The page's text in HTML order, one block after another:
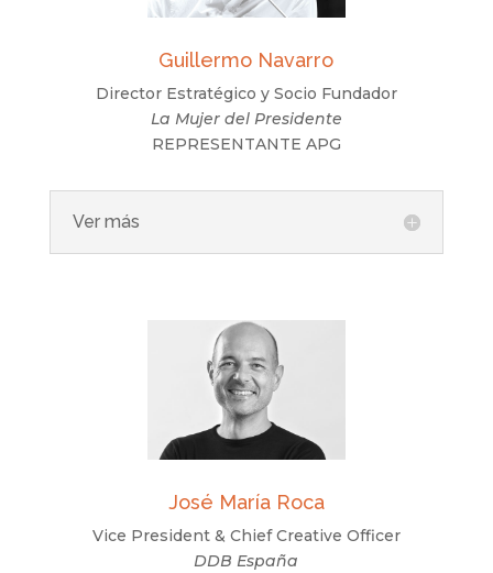
Guillermo Navarro
Director Estratégico y Socio Fundador
La Mujer del Presidente
REPRESENTANTE APG
Ver más
José María Roca
Vice President & Chief Creative Officer
DDB España